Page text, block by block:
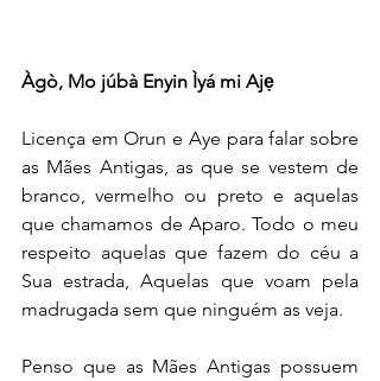
Àgò, Mo júbà Enyin Ìyá mi Ajẹ
Licença em Orun e Aye para falar sobre
as Mães Antigas, as que se vestem de
branco, vermelho ou preto e aquelas
que chamamos de Aparo. Todo o meu
respeito aquelas que fazem do céu a
Sua estrada, Aquelas que voam pela
madrugada sem que ninguém as veja.
Penso que as Mães Antigas possuem